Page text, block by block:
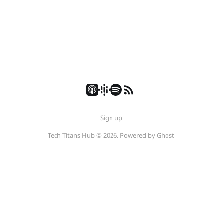
Sign up
Tech Titans Hub © 2026. Powered by Ghost